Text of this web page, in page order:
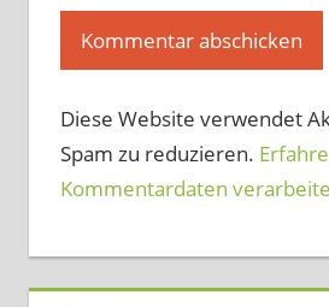
Diese Website verwendet
Spam zu reduzieren.
Kommentardaten